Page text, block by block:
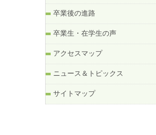
卒業後の進路
卒業生・在学生の声
アクセスマップ
ニュース＆トピックス
サイトマップ